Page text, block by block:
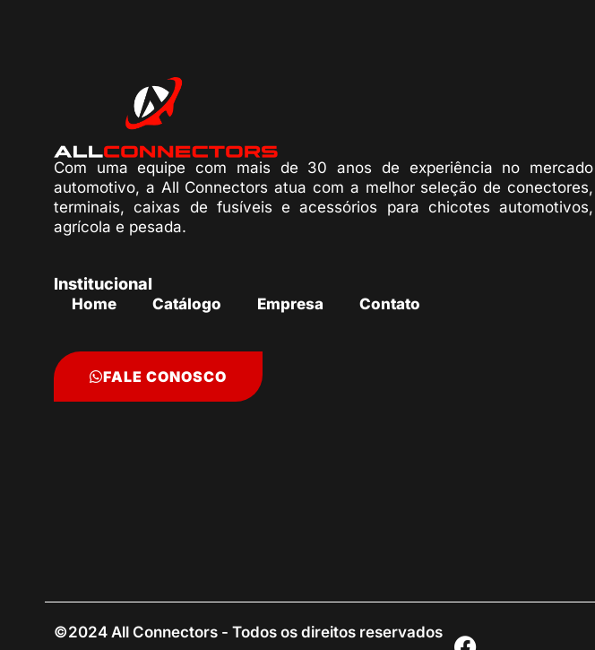
Com uma equipe com mais de 30 anos de experiência no mercado
automotivo, a All Connectors atua com a melhor seleção de conectores,
terminais, caixas de fusíveis e acessórios para chicotes automotivos,
agrícola e pesada.
Institucional
Home Catálogo Empresa Contato
FALE CONOSCO
©2024 All Connectors - Todos os direitos reservados